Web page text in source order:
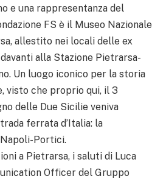
e una rappresentanza del
FS è il Museo Nazionale
allestito nei locali delle ex
alla Stazione Pietrarsa-
Un luogo iconico per la storia
visto che proprio qui, il 3
delle Due Sicilie veniva
ferrata d’Italia: la
Portici.
a Pietrarsa, i saluti di Luca
Officer del Gruppo